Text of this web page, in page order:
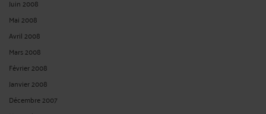
Juin 2022
Mai 2022
Avril 2022
Mars 2022
Février 2022
Janvier 2022
Décembre 2021